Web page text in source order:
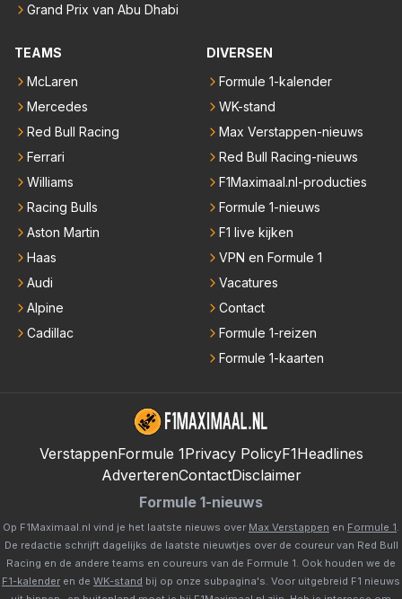
Grand Prix van Abu Dhabi
TEAMS
McLaren
Mercedes
Red Bull Racing
Ferrari
Williams
Racing Bulls
Aston Martin
Haas
Audi
Alpine
Cadillac
DIVERSEN
Formule 1-kalender
WK-stand
Max Verstappen-nieuws
Red Bull Racing-nieuws
F1Maximaal.nl-producties
Formule 1-nieuws
F1 live kijken
VPN en Formule 1
Vacatures
Contact
Formule 1-reizen
Formule 1-kaarten
VerstappenFormule 1Privacy PolicyF1Headlines
AdverterenContactDisclaimer
Formule 1-nieuws
Op F1Maximaal.nl vind je het laatste nieuws over Max Verstappen en Formule 1
De redactie schrijft dagelijks de laatste nieuwtjes over de coureur van Red Bull
Racing en de andere teams en coureurs van de Formule 1. Ook houden we de
F1-kalender en de WK-stand bij op onze subpagina's. Voor uitgebreid F1 nieuws